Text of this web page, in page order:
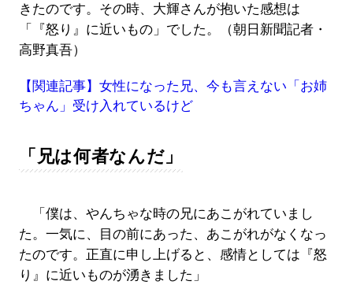
きたのです。その時、大輝さんが抱いた感想は
「『怒り』に近いもの」でした。（朝日新聞記者・
高野真吾）
【関連記事】女性になった兄、今も言えない「お姉
ちゃん」受け入れているけど
「兄は何者なんだ」
「僕は、やんちゃな時の兄にあこがれていまし
た。一気に、目の前にあった、あこがれがなくなっ
たのです。正直に申し上げると、感情としては『怒
り』に近いものが湧きました」